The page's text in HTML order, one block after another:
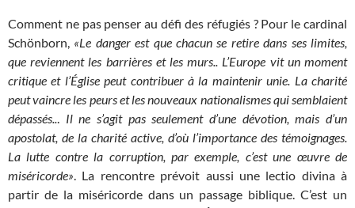
Comment ne pas penser au défi des réfugiés ? Pour le cardinal
Schönborn, «Le danger est que chacun se retire dans ses limites,
que reviennent les barrières et les murs.. L’Europe vit un moment
critique et l’Église peut contribuer à la maintenir unie. La charité
peut vaincre les peurs et les nouveaux nationalismes qui semblaient
dépassés... Il ne s’agit pas seulement d’une dévotion, mais d’un
apostolat, de la charité active, d’où l’importance des témoignages.
La lutte contre la corruption, par exemple, c’est une œuvre de
miséricorde». La rencontre prévoit aussi une lectio divina à
partir de la miséricorde dans un passage biblique. C’est un